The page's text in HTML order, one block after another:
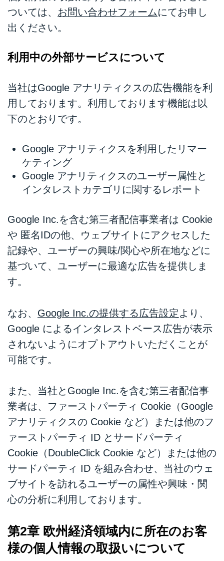
ついては、 お問い合わせフォームにてお申し
出ください。
利用中の外部サービスについて
当社はGoogle アナリティクスの広告機能を利
用しております。利用しております機能は以
下のとおりです。
Google アナリティクスを利用したリマー
ケティング
Google アナリティクスのユーザー属性と
インタレストカテゴリに関するレポート
Google Inc.を含む第三者配信事業者は Cookie
や 匿名IDの他、ウェブサイトにアクセスした
記録や、ユーザーの興味/関心や所在地などに
基づいて、ユーザーに最適な広告を提供しま
す。
なお、 Google Inc.の提供する広告設定 より、
Google によるインタレストベース広告が表示
されないようにオプトアウトいただくことが
可能です。
また、当社とGoogle Inc.を含む第三者配信事
業者は、ファーストパーティ Cookie（Google
アナリティクスの Cookie など）または他のフ
ァーストパーティ ID とサードパーティ
Cookie（DoubleClick Cookie など）または他の
サードパーティ ID を組み合わせ、当社のウェ
ブサイトを訪れるユーザーの属性や興味・関
心の分析に利用しております。
第2章 欧州経済領域内に所在のお客
様の個人情報の取扱いについて